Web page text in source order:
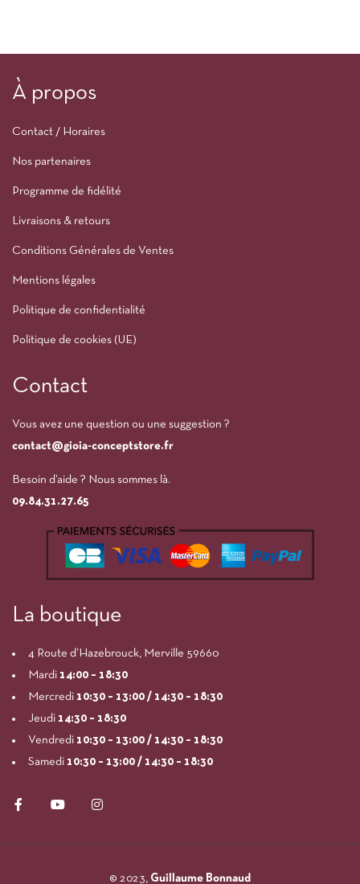
À propos
Contact / Horaires
Nos partenaires
Programme de fidélité
Livraisons & retours
Conditions Générales de Ventes
Mentions légales
Politique de confidentialité
Politique de cookies (UE)
Contact
Vous avez une question ou une suggestion ?
contact@gioia-conceptstore.fr
Besoin d’aide ? Nous sommes là.
09.84.31.27.65
La boutique
4 Route d’Hazebrouck, Merville 59660
Mardi 14:00 – 18:30
Mercredi 10:30 – 13:00 / 14:30 – 18:30
Jeudi 14:30 – 18:30
Vendredi 10:30 – 13:00 / 14:30 – 18:30
Samedi 10:30 – 13:00 / 14:30 – 18:30
© 2023, Guillaume Bonnaud